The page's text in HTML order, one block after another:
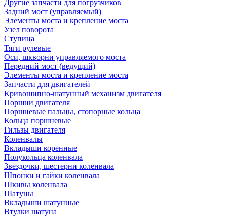
Другие запчасти для погрузчиков
Задний мост (управляемый)
Элементы моста и крепление моста
Узел поворота
Ступица
Тяги рулевые
Оси, шкворни управляемого моста
Передний мост (ведущий)
Элементы моста и крепление моста
Запчасти для двигателей
Кривошипно-шатунный механизм двигателя
Поршни двигателя
Поршневые пальцы, стопорные кольца
Кольца поршневые
Гильзы двигателя
Коленвалы
Вкладыши коренные
Полукольца коленвала
Звездочки, шестерни коленвала
Шпонки и гайки коленвала
Шкивы коленвала
Шатуны
Вкладыши шатунные
Втулки шатуна